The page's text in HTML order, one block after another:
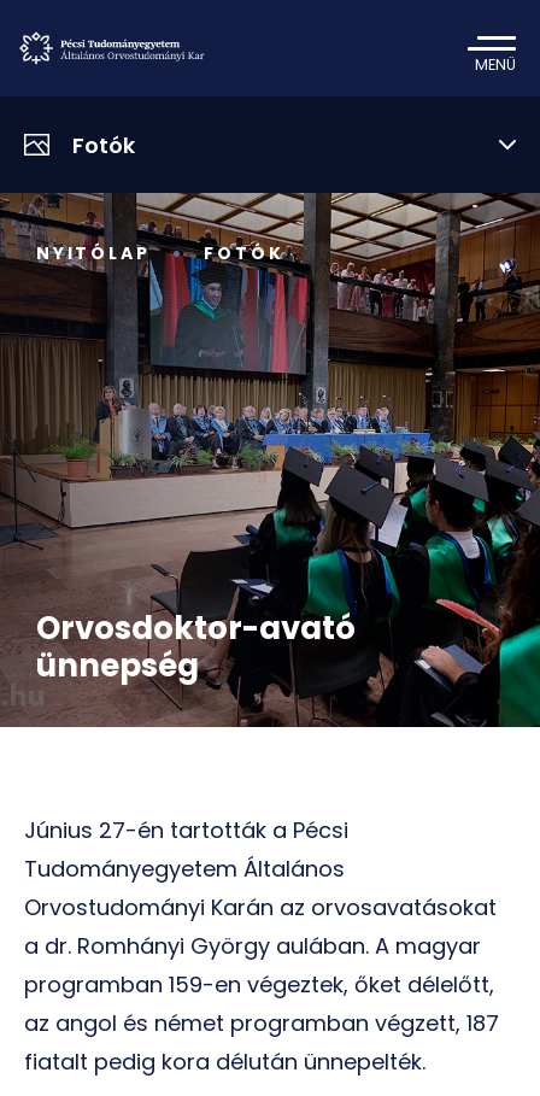
MENÜ
Fotók
NYITÓLAP FOTÓK
Orvosdoktor-avató
ünnepség
Június 27-én tartották a Pécsi
Tudományegyetem Általános
Orvostudományi Karán az orvosavatásokat
a dr. Romhányi György aulában. A magyar
programban 159-en végeztek, őket délelőtt,
az angol és német programban végzett, 187
fiatalt pedig kora délután ünnepelték.